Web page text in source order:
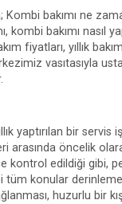
bakımı ne
bakımı nasıl
fiyatları, yıllık
vasıtasıyla
yaptırılan bir servis
arasında öncelik
kontrol edildiği gibi,
tüm konular
huzurlu bir